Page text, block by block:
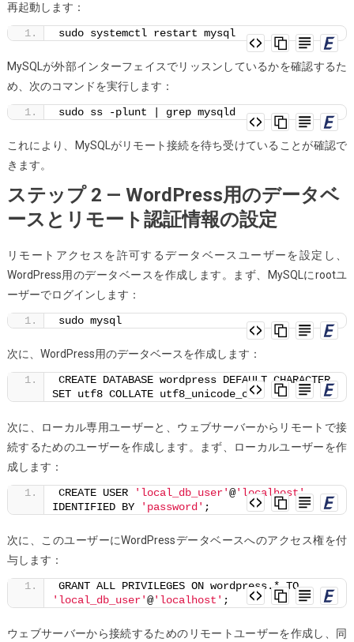
再起動します：
sudo systemctl restart mysql
MySQLが外部インターフェイスでリッスンしているかを確認するた
め、次のコマンドを実行します：
sudo ss -plunt | grep mysqld
これにより、MySQLがリモート接続を待ち受けていることが確認で
きます。
ステップ 2 — WordPress用のデータベ
ースとリモート認証情報の設定
リモートアクセスを許可するデータベースユーザーを設定し、
WordPress用のデータベースを作成します。まず、MySQLにrootユ
ーザーでログインします：
sudo mysql
次に、WordPress用のデータベースを作成します：
CREATE DATABASE wordpress DEFAULT CHARACTER
SET utf8 COLLATE utf8_unicode_ci;
次に、ローカル専用ユーザーと、ウェブサーバーからリモートで接
続するためのユーザーを作成します。まず、ローカルユーザーを作
成します：
CREATE USER 'local_db_user'@'localhost'
IDENTIFIED BY
'password' ;
次に、このユーザーにWordPressデータベースへのアクセス権を付
与します：
GRANT ALL PRIVILEGES ON wordpress.* TO
'local_db_user'@'localhost' ;
ウェブサーバーから接続するためのリモートユーザーを作成し、同